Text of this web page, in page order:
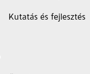
Kutatás és fejlesztés